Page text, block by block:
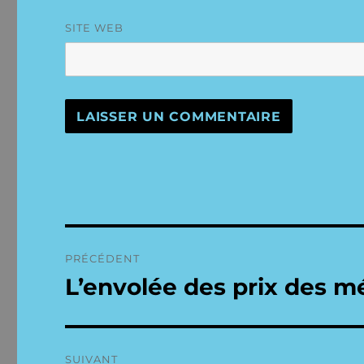
SITE WEB
de
PRÉCÉDENT
Publication
L’envolée des prix des
SUIVANT